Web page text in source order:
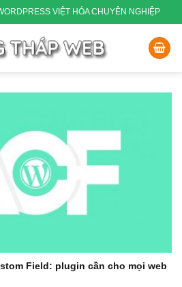
VIỆT HÓA CHUYÊN NGHIỆP
Field: plugin cần cho mọi web